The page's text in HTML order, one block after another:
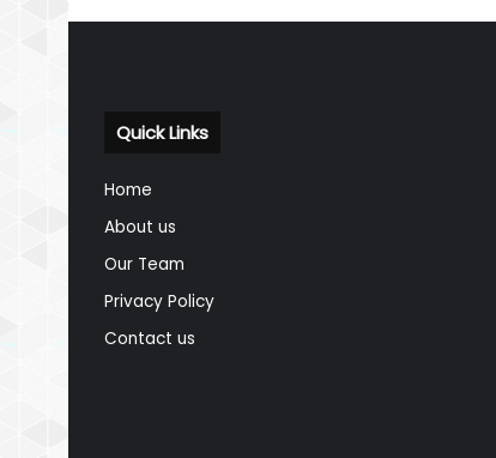
Quick Links
Home
About us
Our Team
Privacy Policy
Contact us